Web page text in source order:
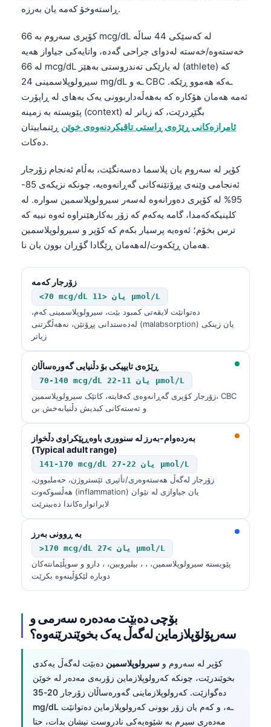
ڕاستەوخۆ کەمە یان بەرزە.
کۆپری سەروم بە 66 mcg/dL لە کەسێکی 44 ساڵە
خەستەوە/خەستە لەدوای جراحی گەدە، واتایەکی جیاواز هەیە
لە 66 mcg/dL لە یارێکی تەندروستی بەهێز (athlete) کە
سیرولوپلاسمینی 24 mg/dL ـە و CBC ـەکە هەموو ڕێکە.
ئەمە هەمان هۆکارە کە بەهەڵەداربوونی یەک بەهای لە ڕاپۆرت
پێویستە بە زمینه (context) بگێڕدرێت، کە زیاتر لە
ئامرازەکانی ڕێژەی ڕاستی تاقیکردنەوەی خوێن ڕێنماییتان
دەکات.
کۆپر لە سەروم یان پلاسما دەسەنگێت، بەڵام ئەنجام زۆرجار
ئەنجامی وێنەی پڕۆتێنەکانی گەڕانەوەیە، چونکە نزیکەی 85-
95% لە کۆپری دەورانەوە لەسەر سیرولوپلاسمین سوارە. لە
کلینیکەکەمدا، گامە یەکەم کە زۆر بەکارهێنراوە ئەوە نییە کە
ترس بخۆم؛ ئەوەیە پرسیار بکەم کە کۆپر و سیرولوپلاسمین
هەمان ڕێکەوت/لەهەمان ڕێگادا گۆڕان بوون یان نا.
زۆرجار کەمە
<70 mcg/dL یان <11 µmol/L
دەتوانێت لایقەتی کمبود بێت، سیرولوپلاسمینی کەم،
لەدەستدانی پڕۆتێن، نەهەڵگرتنی (malabsorption) یان زینکی
زیاتر
ڕێژەی تایپیکی بۆ دڵنیایی گەورەساڵان
70-140 mcg/dL یان 11-22 µmol/L
زۆرجار کۆپری گەڕانەوەی کەفایتە، کاتێک سیرولوپلاسمین، CBC
و تەستەکانی کبدیش دڵنیابەخش بن
بەردەوام-بەرز لە سنووری باوەڕپێکراوی دڵخواز
(Typical adult range)
141-170 mcg/dL یان 22-27 µmol/L
زۆرجار لەگەڵ هەستەوەری/تأثیری ئێستروژن، حەملبوون،
هەڵسوکەوت (inflammation) یان جیاوازی لە نێوان
لابراتوارەکاندا دەبینرێت
بە ڕوونی بەرز
>170 mcg/dL یان >27 µmol/L
پێویستە سیرولوپلاسمین، ، ، بیلیروبین، ، دارو و سوپڵێمانتەکان
دوبارە لێکۆڵینەوە بکرێت
بۆچی دەبێت مەدەرە سەرمی و
سەرپۆلۆپلازماین لەگەڵ یەک بخوێندرێنەوە؟
کۆپر لە سەروم و سیرولوپلاسمین دەبێت لەگەڵ یەکدی
بخوێندرێت، چونکە کەرولوپلازماین زۆربەی مەدەر لە خوێن
دەگوازێت. کەرولوپلازماینی گەورەساڵان زۆرجار 20-35
mg/dL ـە، و کەم یان زۆر بوونی کەرولوپلازماین دەتوانێت
مەدەری سیرم بە شێوەیەکی نادروست نیشان بدات، حتا